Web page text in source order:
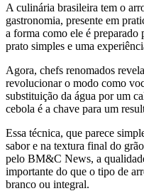
A culinária brasileira tem o
gastronomia, presente em
a forma como ele é preparado
prato simples e uma
Agora, chefs renomados
revolucionar o modo como
substituição da água por um
cebola é a chave para um
Essa técnica, que parece
sabor e na textura final do
pelo BM&C News, a
importante do que o tipo de
branco ou integral.